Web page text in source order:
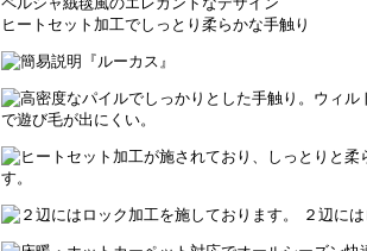
ヒートセット加工でしっとり柔らかな手触り
で遊び毛が出にくい。
す。
２辺に